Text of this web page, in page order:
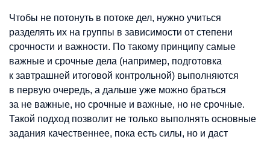
Чтобы не потонуть в потоке дел, нужно учиться
разделять их на группы в зависимости от степени
срочности и важности. По такому принципу самые
важные и срочные дела (например, подготовка
к завтрашней итоговой контрольной) выполняются
в первую очередь, а дальше уже можно браться
за не важные, но срочные и важные, но не срочные.
Такой подход позволит не только выполнять основные
задания качественнее, пока есть силы, но и даст